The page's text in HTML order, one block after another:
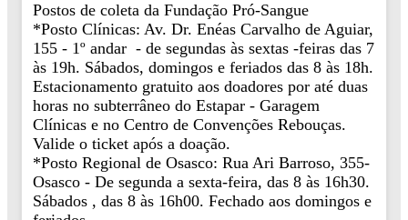
Postos de coleta da Fundação Pró-Sangue
*Posto Clínicas: Av. Dr. Enéas Carvalho de Aguiar,
155 - 1º andar - de segundas às sextas -feiras das 7
às 19h. Sábados, domingos e feriados das 8 às 18h.
Estacionamento gratuito aos doadores por até duas
horas no subterrâneo do Estapar - Garagem
Clínicas e no Centro de Convenções Rebouças.
Valide o ticket após a doação.
*Posto Regional de Osasco: Rua Ari Barroso, 355-
Osasco - De segunda a sexta-feira, das 8 às 16h30.
Sábados , das 8 às 16h00. Fechado aos domingos e